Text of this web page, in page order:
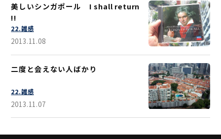
美しいシンガポール I shall return
!!
22.雑感
2013.11.08
二度と会えない人ばかり
22.雑感
2013.11.07